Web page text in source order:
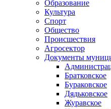
Образование
Культура
Спорт
Общество
Происшествия
Агросектор
Документы
Братковское
Бураковское
Дядьковское
Журавское